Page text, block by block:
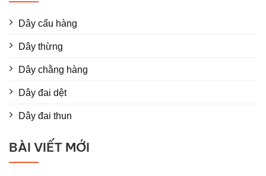
Dây cẩu hàng
Dây thừng
Dây chằng hàng
Dây đai dệt
Dây đai thun
BÀI VIẾT MỚI